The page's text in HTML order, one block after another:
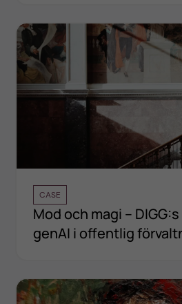
CASE
Mod och magi –
genAI i offentlig